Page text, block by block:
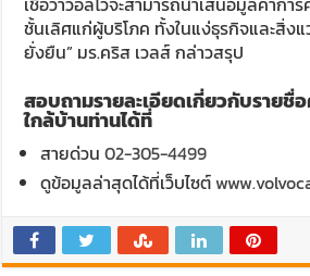
ชั้นเลิศแก่ผู้บริโภค ทั้งในแง่ธุรกิจและสิ่ง
ยั่งยืน” มร.คริส เวลส์ กล่าวสรุป
สอบถามรายละเอียดเกี่ยวกับรายชื่
ใกล้บ้านท่านได้ที่
สายด่วน02-305-4499
ดูข้อมูลล่าสุดได้ที่เว็บไซต์